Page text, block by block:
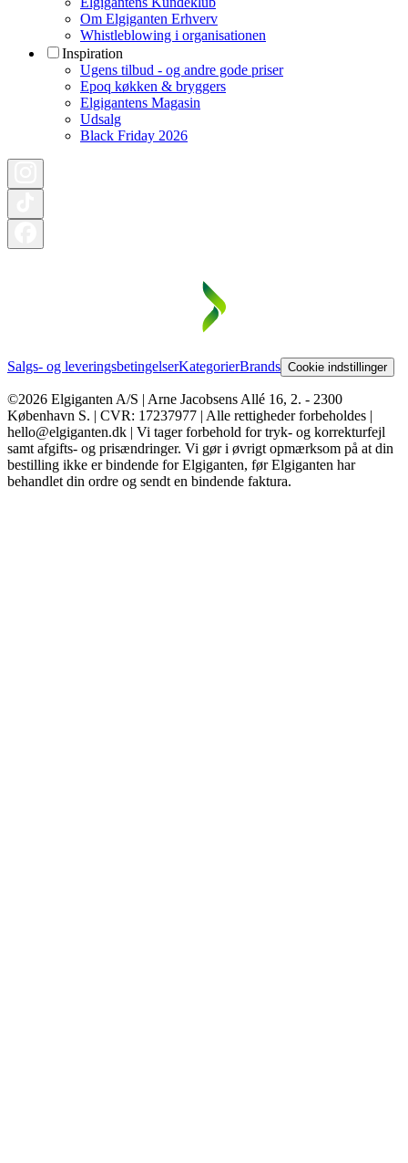
Om Elgiganten Erhverv
Whistleblowing i organisationen
Inspiration
Ugens tilbud - og andre gode priser
Epoq køkken & bryggers
Elgigantens Magasin
Udsalg
Black Friday 2026
Salgs- og leveringsbetingelserKategorierBrands Cookie indstillinger
©2026 Elgiganten A/S | Arne Jacobsens Allé 16, 2. - 2300
København S. | CVR: 17237977 | Alle rettigheder forbeholdes |
hello@elgiganten.dk | Vi tager forbehold for tryk- og korrekturfejl
samt afgifts- og prisændringer. Vi gør i øvrigt opmærksom på at din
bestilling ikke er bindende for Elgiganten, før Elgiganten har
behandlet din ordre og sendt en bindende faktura.